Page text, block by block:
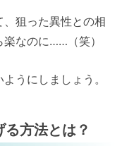
狙った異性との相
なのに……（笑）
うにしましょう。
方法とは？